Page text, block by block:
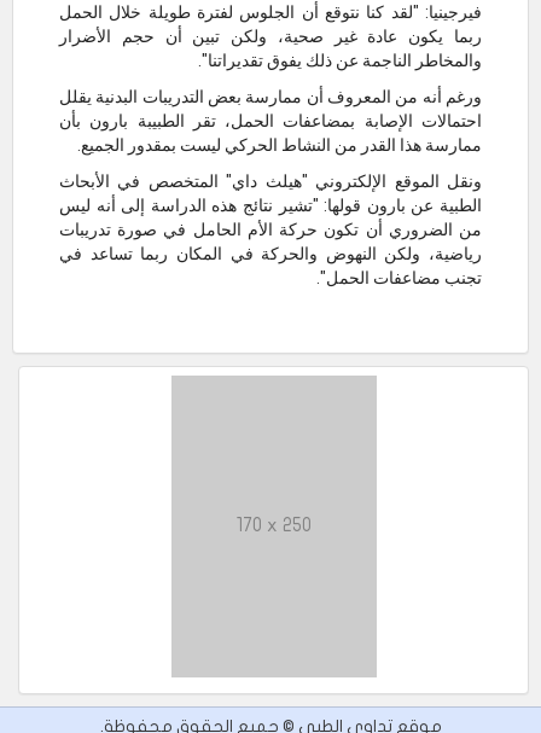
فيرجينيا: "لقد كنا نتوقع أن الجلوس لفترة طويلة خلال الحمل
ربما يكون عادة غير صحية، ولكن تبين أن حجم الأضرار
والمخاطر الناجمة عن ذلك يفوق تقديراتنا".
ورغم أنه من المعروف أن ممارسة بعض التدريبات البدنية يقلل
احتمالات الإصابة بمضاعفات الحمل، تقر الطبيبة بارون بأن
ممارسة هذا القدر من النشاط الحركي ليست بمقدور الجميع.
ونقل الموقع الإلكتروني "هيلث داي" المتخصص في الأبحاث
الطبية عن بارون قولها: "تشير نتائج هذه الدراسة إلى أنه ليس
من الضروري أن تكون حركة الأم الحامل في صورة تدريبات
رياضية، ولكن النهوض والحركة في المكان ربما تساعد في
تجنب مضاعفات الحمل".
170 x 250
موقع تداوي الطبي © جميع الحقوق محفوظة.